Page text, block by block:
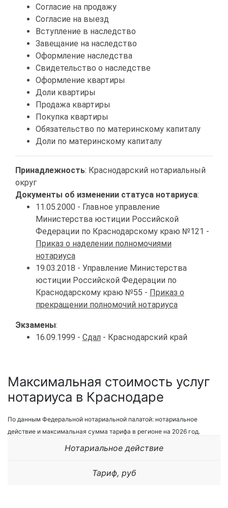
Согласие на продажу
Согласие на выезд
Вступление в наследство
Завещание на наследство
Оформление наследства
Свидетельство о наследстве
Оформление квартиры
Доли квартиры
Продажа квартиры
Покупка квартиры
Обязательство по материнскому капиталу
Доли по материнскому капиталу
Принадлежность: Краснодарский нотариальный
округ
Документы об изменении статуса нотариуса:
11.05.2000 - Главное управление
Министерства юстиции Российской
Федерации по Краснодарскому краю №121 -
Приказ о наделении полномочиями
нотариуса
19.03.2018 - Управление Министерства
юстиции Российской Федерации по
Краснодарскому краю №55 - Приказ о
прекращении полномочий нотариуса
Экзамены:
16.09.1999 - Сдал - Краснодарский край
Максимальная стоимость услуг
нотариуса в Краснодаре
По данным Федеральной нотариальной палатой: нотариальное
действие и максимальная сумма тарифа в регионе на 2026 год.
Нотариальное действие
Тариф, руб